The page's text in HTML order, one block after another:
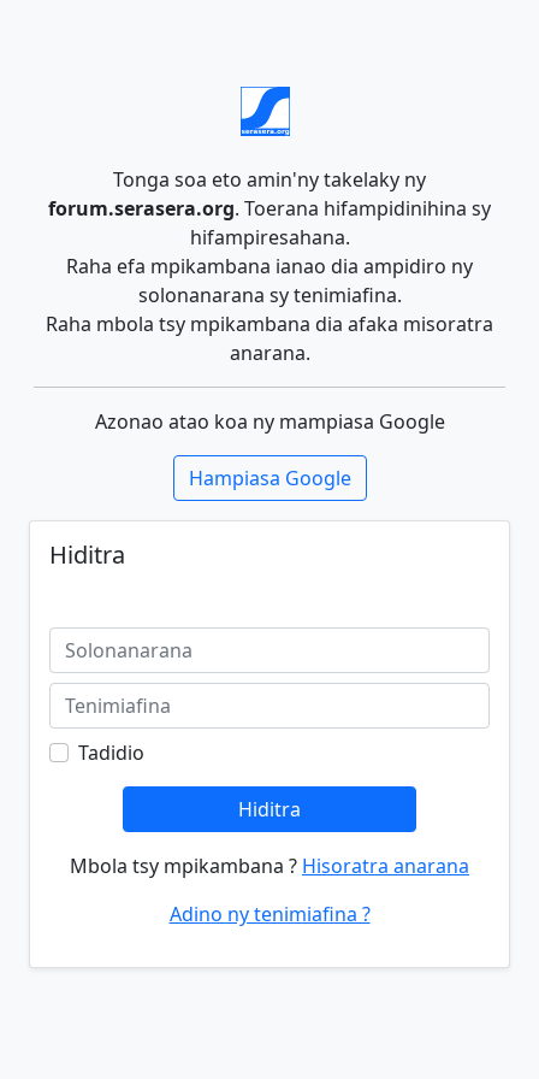
Tonga soa eto amin'ny takelaky ny
forum.serasera.org. Toerana hifampidinihina sy
hifampiresahana.
Raha efa mpikambana ianao dia ampidiro ny
solonanarana sy tenimiafina.
Raha mbola tsy mpikambana dia afaka misoratra
anarana.
Azonao atao koa ny mampiasa Google
Hampiasa Google
Hiditra
Tadidio
Hiditra
Mbola tsy mpikambana ? Hisoratra anarana
Adino ny tenimiafina ?